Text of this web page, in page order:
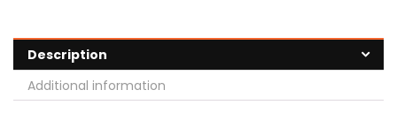
Description
Additional information